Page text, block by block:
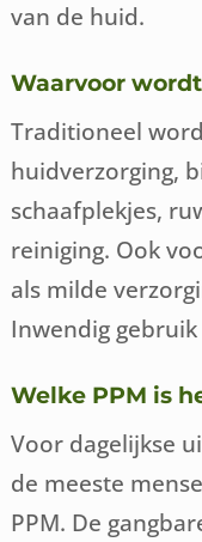
van de huid.
Waarvoor
Traditioneel
huidverzorging,
schaafplekjes,
reiniging. Ook
als milde
Inwendig
Welke PPM is
Voor dagelijkse
de meeste
PPM. De